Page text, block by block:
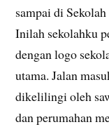
sampai di
Inilah sekolahku
dengan logo
utama. Jalan
dikelilingi oleh
dan perumahan